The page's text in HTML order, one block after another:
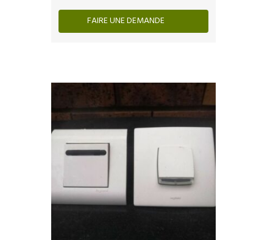
FAIRE UNE DEMANDE